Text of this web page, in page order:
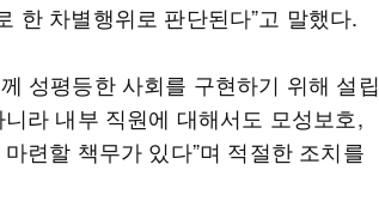
한 차별행위로 판단된다”고 말했다.
성평등한 사회를 구현하기 위해 설립
라 내부 직원에 대해서도 모성보호,
련할 책무가 있다”며 적절한 조치를